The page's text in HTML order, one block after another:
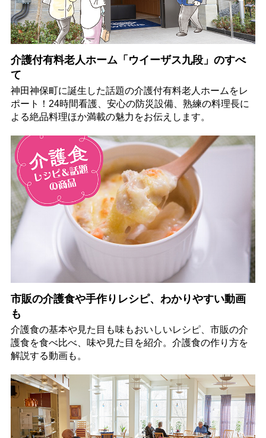
介護付有料老人ホーム「ウイーザス九段」のすべ
て
神田神保町に誕生した話題の介護付有料老人ホームをレ
ポート！24時間看護、安心の防災設備、熟練の料理長に
よる絶品料理ほか満載の魅力をお伝えします。
市販の介護食や手作りレシピ、わかりやすい動画
も
介護食の基本や見た目も味もおいしいレシピ、市販の介
護食を食べ比べ、味や見た目を紹介。介護食の作り方を
解説する動画も。